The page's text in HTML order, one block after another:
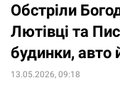
Обстріли
Лютівці та
будинки, авто
13.05.2026, 09:18